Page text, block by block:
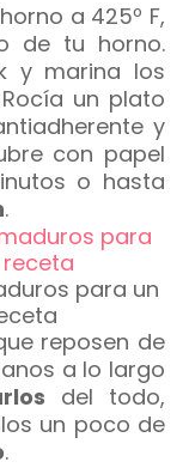
a 425º F,
de tu horno.
y marina los
un plato
y
con papel
o hasta
.
para un
reposen de
a lo largo
del todo,
un poco de
.